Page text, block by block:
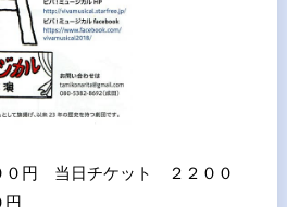
０円 当日チケット ２２００